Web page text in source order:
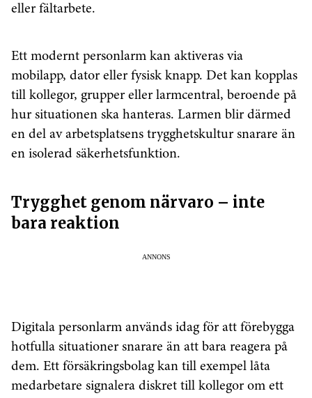
eller fältarbete.
Ett modernt personlarm kan aktiveras via
mobilapp, dator eller fysisk knapp. Det kan kopplas
till kollegor, grupper eller larmcentral, beroende på
hur situationen ska hanteras. Larmen blir därmed
en del av arbetsplatsens trygghetskultur snarare än
en isolerad säkerhetsfunktion.
Trygghet genom närvaro – inte
bara reaktion
ANNONS
Digitala personlarm används idag för att förebygga
hotfulla situationer snarare än att bara reagera på
dem. Ett försäkringsbolag kan till exempel låta
medarbetare signalera diskret till kollegor om ett